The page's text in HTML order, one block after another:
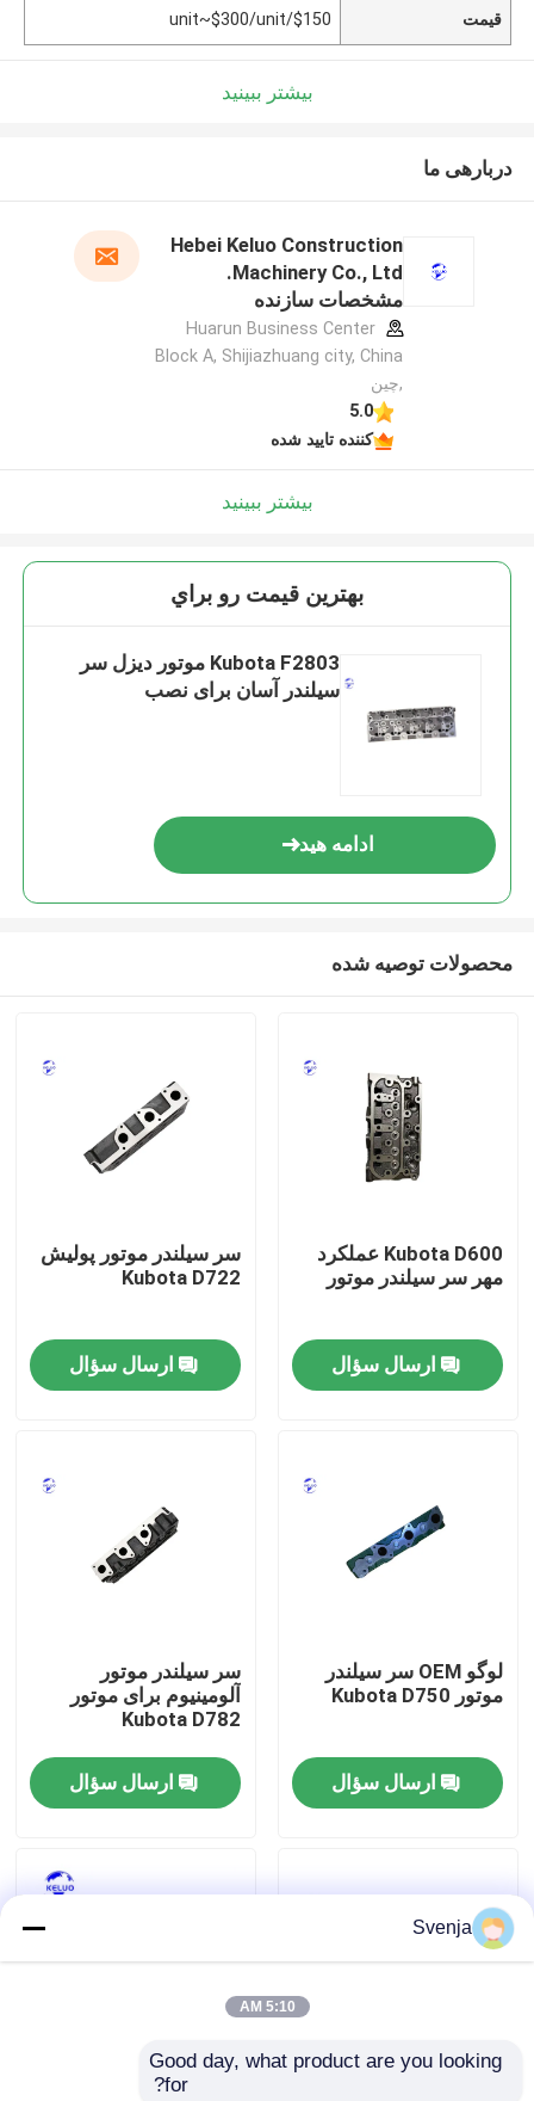
دربارهی ما
کنترل کیفیت
تماس با ما
موتور DEUTZ
قیمت $150/unit~$300/unit
بیشتر ببینید
دربارهی ما
Hebei Keluo Construction
Machinery Co., Ltd.
مشخصات سازنده
Huarun Business Center
Block A, Shijiazhuang city, China
,چین
5.0
کننده تایید شده
بیشتر ببینید
بهترين قيمت رو براي
Kubota F2803 موتور دیزل سر
سیلندر آسان برای نصب
ادامه هید
محصولات توصیه شده
Kubota D600 عملکرد
مهر سر سیلندر موتور
ارسال سؤال
سر سیلندر موتور پولیش
Kubota D722
ارسال سؤال
لوگو OEM سر سیلندر
موتور Kubota D750
ارسال سؤال
سر سیلندر موتور
آلومینیوم برای موتور
Kubota D782
ارسال سؤال
Svenja
5:10 AM
Good day, what product are you looking
for?